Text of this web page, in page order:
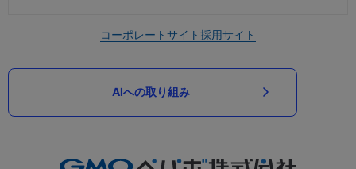
コーポレートサイト採用サイト
AIへの取り組み